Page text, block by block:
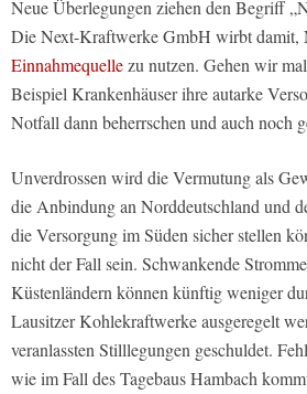
Neue Überlegungen ziehen den Begriff
Die Next-Kraftwerke GmbH wirbt damit,
Einnahmequellezu nutzen. Gehen wir
Beispiel Krankenhäuser ihre autarke
Notfall dann beherrschen und auch noch
Unverdrossen wird die Vermutung als
die Anbindung an Norddeutschland und
die Versorgung im Süden sicher stellen
nicht der Fall sein. Schwankende
Küstenländern können künftig weniger
Lausitzer Kohlekraftwerke ausgeregelt
veranlassten Stilllegungen geschuldet.
wie im Fall des Tagebaus Hambach